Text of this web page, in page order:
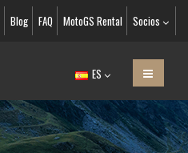
Blog FAQ MotoGS Rental Socios
ES